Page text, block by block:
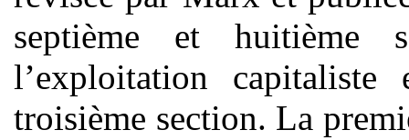
septième et huitième
l’exploitation
troisième section. La